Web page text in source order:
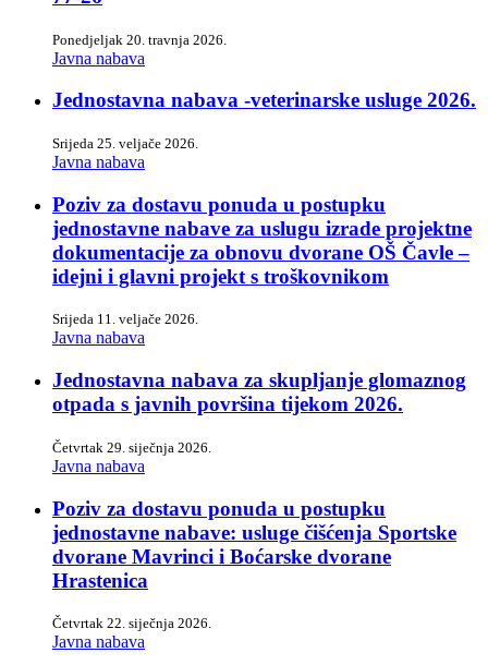
Ponedjeljak 20. travnja 2026.
Javna nabava
Jednostavna nabava -veterinarske usluge 2026.
Srijeda 25. veljače 2026.
Javna nabava
Poziv za dostavu ponuda u postupku
jednostavne nabave za uslugu izrade projektne
dokumentacije za obnovu dvorane OŠ Čavle –
idejni i glavni projekt s troškovnikom
Srijeda 11. veljače 2026.
Javna nabava
Jednostavna nabava za skupljanje glomaznog
otpada s javnih površina tijekom 2026.
Četvrtak 29. siječnja 2026.
Javna nabava
Poziv za dostavu ponuda u postupku
jednostavne nabave: usluge čišćenja Sportske
dvorane Mavrinci i Boćarske dvorane
Hrastenica
Četvrtak 22. siječnja 2026.
Javna nabava